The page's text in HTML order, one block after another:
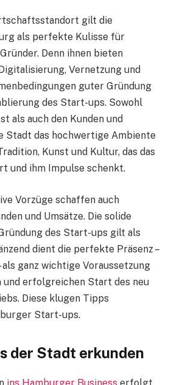
gilt die
als perfekte Kulisse für
Denn ihnen bieten
Vernetzung und
guter Gründung
des Start-ups. Sowohl
als auch den Kunden und
Stadt das hochwertige Ambiente
Kunst und Kultur, das das
und ihm Impulse schenkt.
Vorzüge schaffen auch
und Umsätze. Die solide
des Start-ups gilt als
dient die perfekte Präsenz –
ganz wichtige Voraussetzung
erfolgreichen Start des neu
Diese klugen Tipps
Start-ups.
der Stadt erkunden